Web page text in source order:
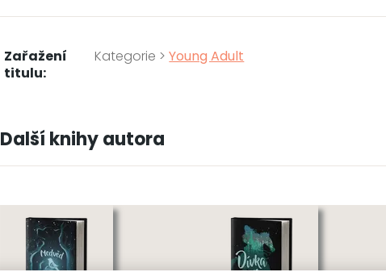
Zařažení
titulu:
Kategorie >Young Adult
Další knihy autora